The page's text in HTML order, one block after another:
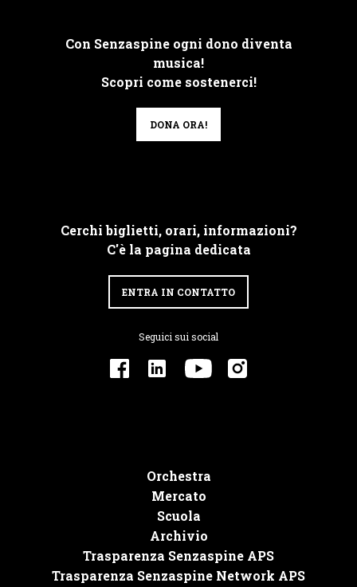
Con Senzaspine ogni dono diventa
musica!
Scopri come sostenerci!
DONA ORA!
Cerchi biglietti, orari, informazioni?
C'è la pagina dedicata
ENTRA IN CONTATTO
Seguici sui social
Orchestra
Mercato
Scuola
Archivio
Trasparenza Senzaspine APS
Trasparenza Senzaspine Network APS